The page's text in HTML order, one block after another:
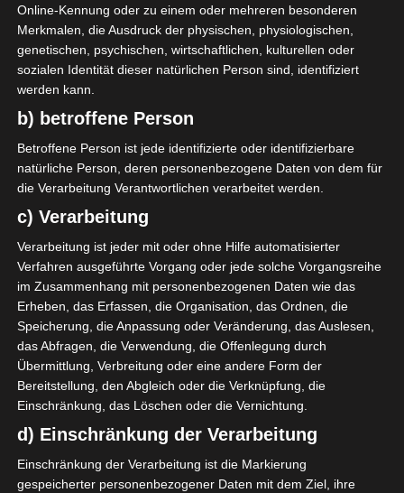
Online-Kennung oder zu einem oder mehreren besonderen
Merkmalen, die Ausdruck der physischen, physiologischen,
genetischen, psychischen, wirtschaftlichen, kulturellen oder
sozialen Identität dieser natürlichen Person sind, identifiziert
werden kann.
b) betroffene Person
Betroffene Person ist jede identifizierte oder identifizierbare
natürliche Person, deren personenbezogene Daten von dem für
die Verarbeitung Verantwortlichen verarbeitet werden.
c) Verarbeitung
Verarbeitung ist jeder mit oder ohne Hilfe automatisierter
Verfahren ausgeführte Vorgang oder jede solche Vorgangsreihe
im Zusammenhang mit personenbezogenen Daten wie das
Erheben, das Erfassen, die Organisation, das Ordnen, die
Speicherung, die Anpassung oder Veränderung, das Auslesen,
das Abfragen, die Verwendung, die Offenlegung durch
Übermittlung, Verbreitung oder eine andere Form der
Bereitstellung, den Abgleich oder die Verknüpfung, die
Einschränkung, das Löschen oder die Vernichtung.
d) Einschränkung der Verarbeitung
Einschränkung der Verarbeitung ist die Markierung
gespeicherter personenbezogener Daten mit dem Ziel, ihre